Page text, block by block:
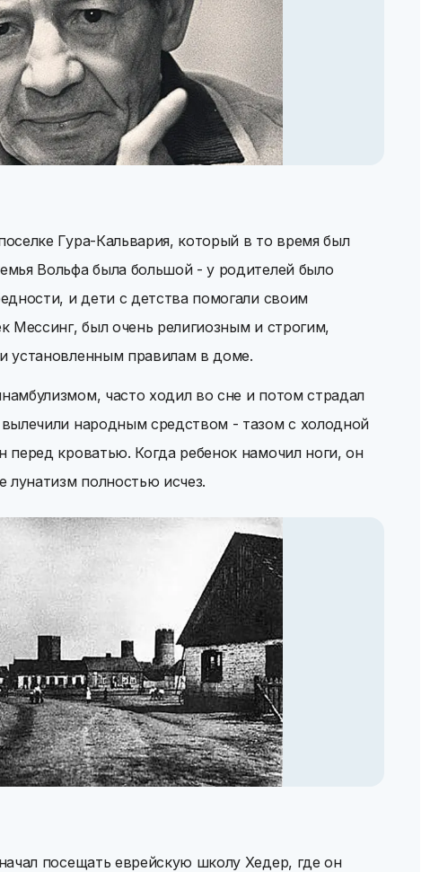
Гура-Кальвария, который в то время был
Вольфа была большой - у родителей было
и дети с детства помогали своим
Мессинг, был очень религиозным и строгим,
установленным правилам в доме.
часто ходил во сне и потом страдал
народным средством - тазом с холодной
перед кроватью. Когда ребенок намочил ноги, он
лунатизм полностью исчез.
посещать еврейскую школу Хедер, где он